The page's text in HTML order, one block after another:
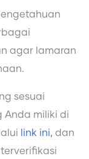
agar lamaran
sesuai
Anda miliki di
link ini, dan